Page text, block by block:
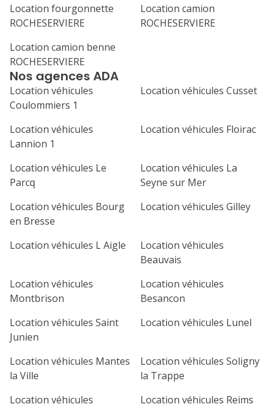
septembre 2026
lu me je
1
7 8
14
21 23 24 25
Nos agences ADA
Location véhicules
Coulommiers 1
Location véhicules Cusset
Location véhicules
Lannion 1
Location véhicules Floirac
Location véhicules Le
Parcq
Location véhicules La
Seyne sur Mer
Location véhicules Bourg
en Bresse
Location véhicules Gilley
Location véhicules L Aigle
Location véhicules
Beauvais
Location véhicules
Montbrison
Location véhicules
Besancon
Location véhicules Saint
Junien
Location véhicules Lunel
Location véhicules Mantes
la Ville
Location véhicules Soligny
la Trappe
Location véhicules
Location véhicules Reims
Location fourgonnette
ROCHESERVIERE
Location camion
ROCHESERVIERE
Location camion benne
ROCHESERVIERE